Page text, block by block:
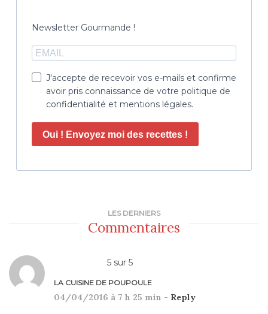
Newsletter Gourmande !
J'accepte de recevoir vos e-mails et confirme
avoir pris connaissance de votre politique de
confidentialité et mentions légales.
Oui ! Envoyez moi des recettes !
LES DERNIERS
Commentaires
5 sur 5
LA CUISINE DE POUPOULE
04/04/2016 à 7 h 25 min - Reply